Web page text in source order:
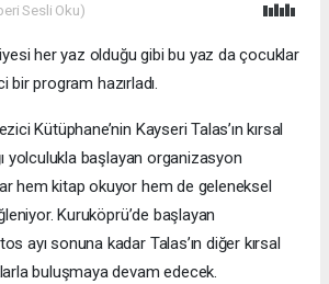
Sesli Oku)
her yaz olduğu gibi bu yaz da çocuklar
program hazırladı.
Kütüphane’nin Kayseri Talas’ın kırsal
yolculukla başlayan organizasyon
hem kitap okuyor hem de geleneksel
Kuruköprü’de başlayan
ayı sonuna kadar Talas’ın diğer kırsal
buluşmaya devam edecek.